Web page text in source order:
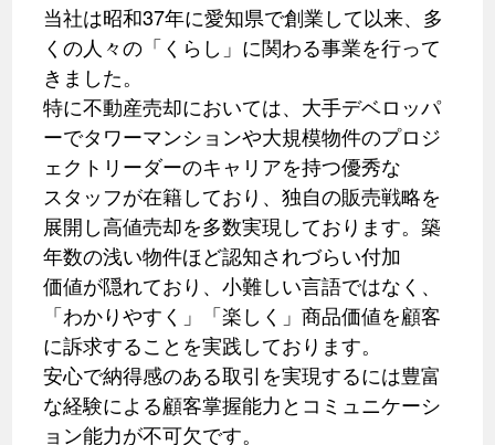
当社は昭和37年に愛知県で創業して以来、多
くの人々の「くらし」に関わる事業を行って
きました。
特に不動産売却においては、大手デベロッパ
ーでタワーマンションや大規模物件のプロジ
ェクトリーダーのキャリアを持つ優秀な
スタッフが在籍しており、独自の販売戦略を
展開し高値売却を多数実現しております。築
年数の浅い物件ほど認知されづらい付加
価値が隠れており、小難しい言語ではなく、
「わかりやすく」「楽しく」商品価値を顧客
に訴求することを実践しております。
安心で納得感のある取引を実現するには豊富
な経験による顧客掌握能力とコミュニケーシ
ョン能力が不可欠です。